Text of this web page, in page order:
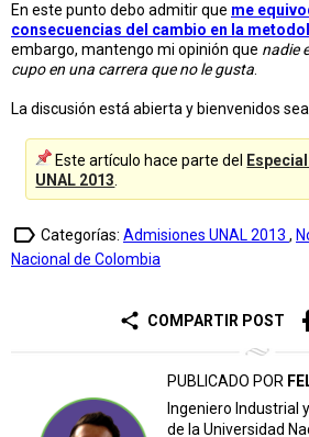
En este punto debo admitir que me
consecuencias del cambio en la
embargo, mantengo mi opinión que nadie
cupo en una carrera que no le gusta
La discusión está abierta y bienvenidos
Este artículo hace parte del
UNAL 2013
label_outline Categorías: Admisiones UNAL 2013 ,
Nacional de Colombia
share COMPARTIR POST
PUBLICADO POR
Ingeniero Industrial
de la Universidad